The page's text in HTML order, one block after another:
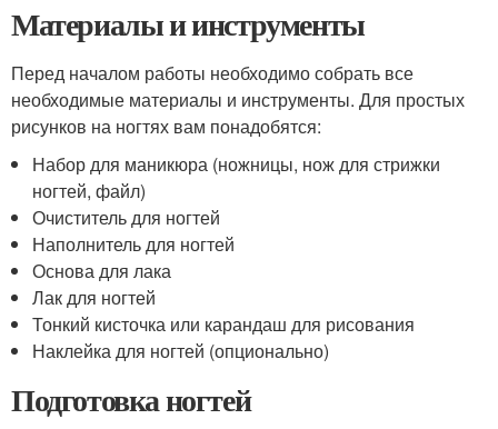
Материалы и инструменты
Перед началом работы необходимо собрать все
необходимые материалы и инструменты. Для простых
рисунков на ногтях вам понадобятся:
Набор для маникюра (ножницы, нож для стрижки
ногтей, файл)
Очиститель для ногтей
Наполнитель для ногтей
Основа для лака
Лак для ногтей
Тонкий кисточка или карандаш для рисования
Наклейка для ногтей (опционально)
Подготовка ногтей